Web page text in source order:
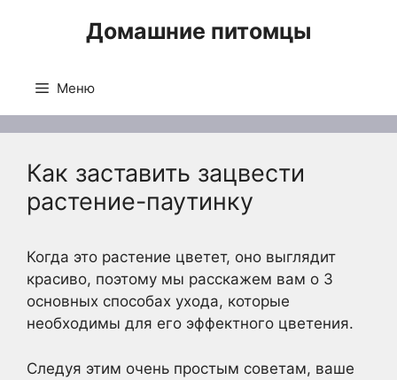
Домашние питомцы
Меню
Как заставить зацвести
растение-паутинку
Когда это растение цветет, оно выглядит
красиво, поэтому мы расскажем вам о 3
основных способах ухода, которые
необходимы для его эффектного цветения.
Следуя этим очень простым советам, ваше